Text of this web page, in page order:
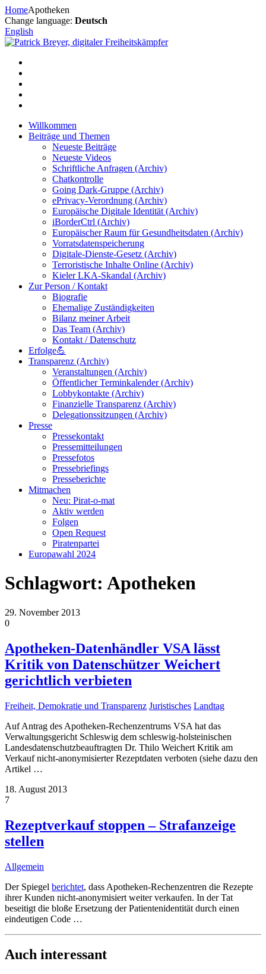
Zum
Inhalt
springen
HomeApotheken
Change language: Deutsch
English
Willkommen
Beiträge und Themen
Neueste Beiträge
Neueste Videos
Schriftliche Anfragen (Archiv)
Chatkontrolle
Going Dark-Gruppe (Archiv)
ePrivacy-Verordnung (Archiv)
Europäische Digitale Identität (Archiv)
iBorderCtrl (Archiv)
Europäischer Raum für Gesundheitsdaten (Archiv)
Vorratsdatenspeicherung
Digitale-Dienste-Gesetz (Archiv)
Terroristische Inhalte Online (Archiv)
Kieler LKA-Skandal (Archiv)
Zur Person / Kontakt
Biografie
Ehemalige Zuständigkeiten
Bilanz meiner Arbeit
Das Team (Archiv)
Kontakt / Datenschutz
Erfolge💪
Transparenz (Archiv)
Veranstaltungen (Archiv)
Öffentlicher Terminkalender (Archiv)
Lobbykontakte (Archiv)
Finanzielle Transparenz (Archiv)
Delegationssitzungen (Archiv)
Presse
Pressekontakt
Pressemitteilungen
Pressefotos
Pressebriefings
Presseberichte
Mitmachen
Neu: Pirat-o-mat
Aktiv werden
Folgen
Open Request
Piratenpartei
Europawahl 2024
Schlagwort: Apotheken
29. November 2013
0
Apotheken-Datenhändler VSA lässt
Kritik von Datenschützer Weichert
gerichtlich verbieten
Freiheit, Demokratie und Transparenz Juristisches Landtag
Auf Antrag des Apotheken-Rechenzentrums VSA hat das
Verwaltungsgericht Schleswig dem schleswig-holsteinischen
Landesdatenschutzbeauftragten Dr. Thilo Weichert Kritik am
Verkauf nicht-anonymisierter Rezeptdaten verboten (siehe dazu den
Artikel …
18. August 2013
7
Rezeptverkauf stoppen – Strafanzeige
stellen
Allgemein
Der Spiegel berichtet, dass Apotheken-Rechenzentren die Rezepte
ihrer Kunden nicht-anonymisiert weiter verkaufen. In der Tat
beseitigt die bloße Ersetzung der Patientenidentität durch einen
eindeutigen Code …
Auch interessant